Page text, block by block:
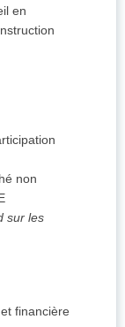
en
non
sur les
financière